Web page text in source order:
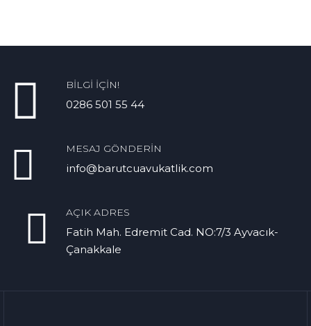
Read More
BILGI İÇIN!
0286 501 55 44
MESAJ GÖNDERIN
info@barutcuavukatlik.com
AÇIK ADRES
Fatih Mah. Edremit Cad. NO:7/3 Ayvacık-
Çanakkale